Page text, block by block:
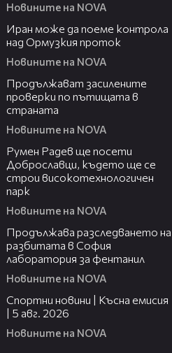
Новините на NOVA
Иран може да поеме контрола
над Ормузкия проток
Новините на NOVA
Продължават засилените
проверки по пътищата в
страната
Новините на NOVA
Румен Радев ще посети
Доброславци, където ще се
строи високотехнологичен
парк
Новините на NOVA
Продължава разследването на
разбитата в София
лаборатория за фентанил
Новините на NOVA
Спортни новини | Късна емисия
| 5 авг. 2026
Новините на NOVA